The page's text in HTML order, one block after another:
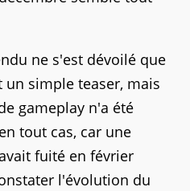
ne s'est dévoilé que
simple teaser, mais
gameplay n'a été
tout cas, car une
fuité en février
l'évolution du